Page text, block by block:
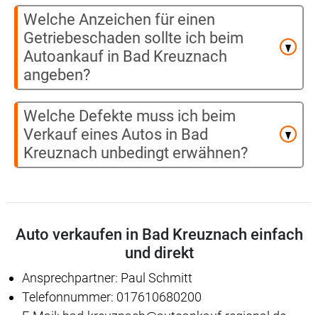
Welche Anzeichen für einen
Getriebeschaden sollte ich beim
Autoankauf in Bad Kreuznach
angeben?
Welche Defekte muss ich beim
Verkauf eines Autos in Bad
Kreuznach unbedingt erwähnen?
Auto verkaufen in Bad Kreuznach einfach
und direkt
Ansprechpartner: Paul Schmitt
Telefonnummer: 017610680200